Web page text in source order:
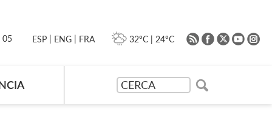
05 ESP | ENG | FRA 32ºC | 24ºC